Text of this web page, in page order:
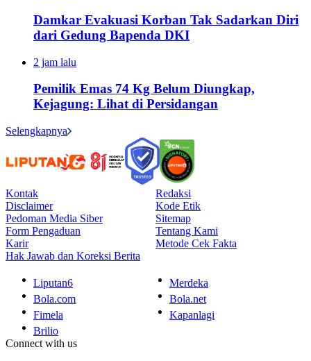
Damkar Evakuasi Korban Tak Sadarkan Diri
dari Gedung Bapenda DKI
2 jam lalu
Pemilik Emas 74 Kg Belum Diungkap,
Kejagung: Lihat di Persidangan
Selengkapnya
Kontak
Redaksi
Disclaimer
Kode Etik
Pedoman Media Siber
Sitemap
Form Pengaduan
Tentang Kami
Karir
Metode Cek Fakta
Hak Jawab dan Koreksi Berita
Liputan6
Merdeka
Bola.com
Bola.net
Fimela
Kapanlagi
Brilio
Connect with us